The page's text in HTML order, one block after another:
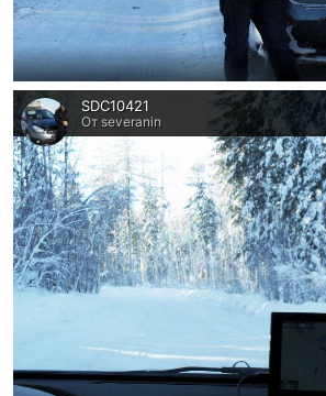
SDC10421
От severanin